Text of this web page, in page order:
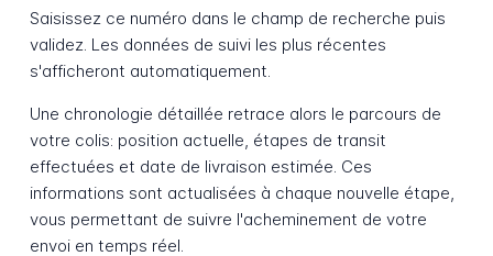
Saisissez ce numéro dans le champ de recherche puis
validez. Les données de suivi les plus récentes
s'afficheront automatiquement.
Une chronologie détaillée retrace alors le parcours de
votre colis: position actuelle, étapes de transit
effectuées et date de livraison estimée. Ces
informations sont actualisées à chaque nouvelle étape,
vous permettant de suivre l'acheminement de votre
envoi en temps réel.